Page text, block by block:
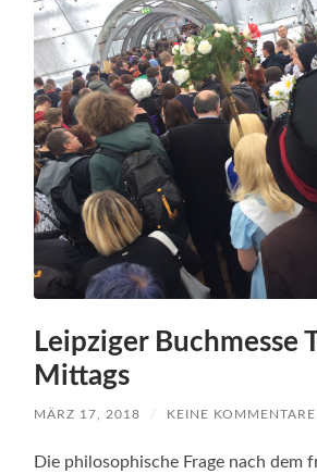
Leipziger Buchmesse
Mittags
MÄRZ 17, 2018 / KEINE KOMMENTARE
Die philosophische Frage nach dem